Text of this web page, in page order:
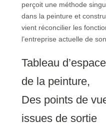
perçoit une méthode
dans la peinture et
vient réconcilier les
l’entreprise actuelle de
Tableau
de la peinture,
Des points de
issues de sortie